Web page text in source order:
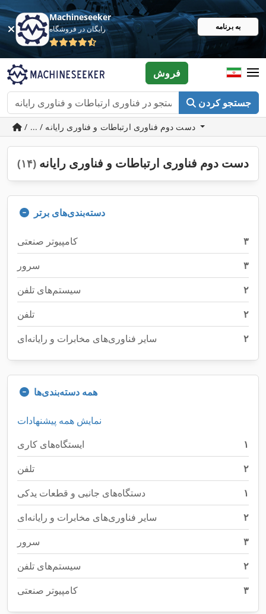
Machineseeker
رایگان در فروشگاه به برنامه
جستجو کردن
فروش
/ ... / دست دوم فناوری ارتباطات و فناوری رایانه
دست دوم فناوری ارتباطات و فناوری رایانه (۱۴)
دسته‌بندی‌های برتر
کامپیوتر صنعتی
۳
سرور
۳
سیستم‌های تلفن
۲
تلفن
۲
سایر فناوری‌های مخابرات و رایانه‌ای
۲
همه دسته‌بندی‌ها
نمایش همه پیشنهادات
ایستگاه‌های کاری
۱
تلفن
۲
دستگاه‌های جانبی و قطعات یدکی
۱
سایر فناوری‌های مخابرات و رایانه‌ای
۲
سرور
۳
سیستم‌های تلفن
۲
کامپیوتر صنعتی
۳